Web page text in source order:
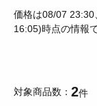
価格は08/07
16:05)時点の情報
対象商品数 2件